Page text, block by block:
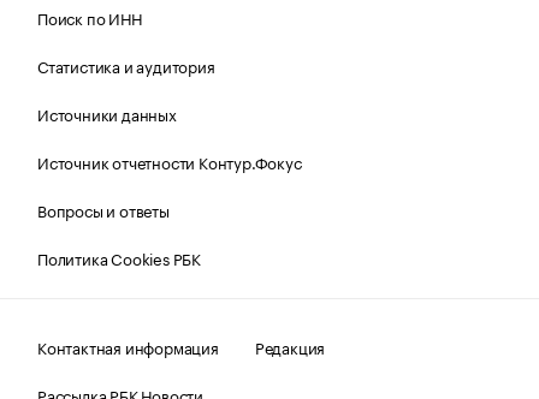
Поиск по ИНН
Статистика и аудитория
Источники данных
Источник отчетности Контур.Фокус
Вопросы и ответы
Политика Cookies РБК
Контактная информация
Редакция